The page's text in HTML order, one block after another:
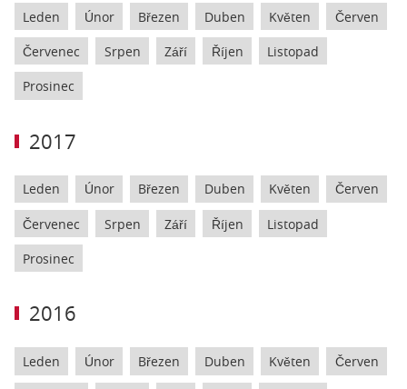
Leden Únor Březen Duben Květen Červen
Červenec Srpen Září Říjen Listopad
Prosinec
2017
Leden Únor Březen Duben Květen Červen
Červenec Srpen Září Říjen Listopad
Prosinec
2016
Leden Únor Březen Duben Květen Červen